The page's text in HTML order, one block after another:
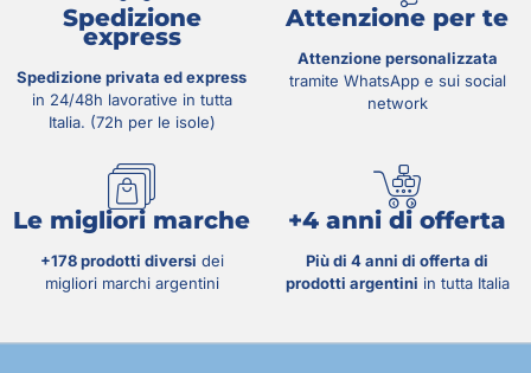
Spedizione
express
Spedizione privata ed express
in 24/48h lavorative in tutta
Italia. (72h per le isole)
Attenzione per te
Attenzione personalizzata
tramite WhatsApp e sui social
network
Le migliori marche
+178 prodotti diversi dei
migliori marchi argentini
+4 anni di offerta
Più di 4 anni di offerta di
prodotti argentini in tutta Italia